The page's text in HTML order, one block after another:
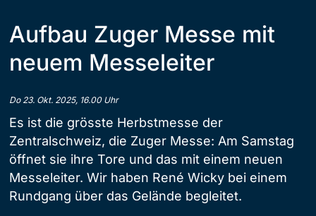
Aufbau Zuger Messe mit
neuem Messeleiter
Do 23. Okt. 2025, 16.00 Uhr
Es ist die grösste Herbstmesse der
Zentralschweiz, die Zuger Messe: Am Samstag
öffnet sie ihre Tore und das mit einem neuen
Messeleiter. Wir haben René Wicky bei einem
Rundgang über das Gelände begleitet.